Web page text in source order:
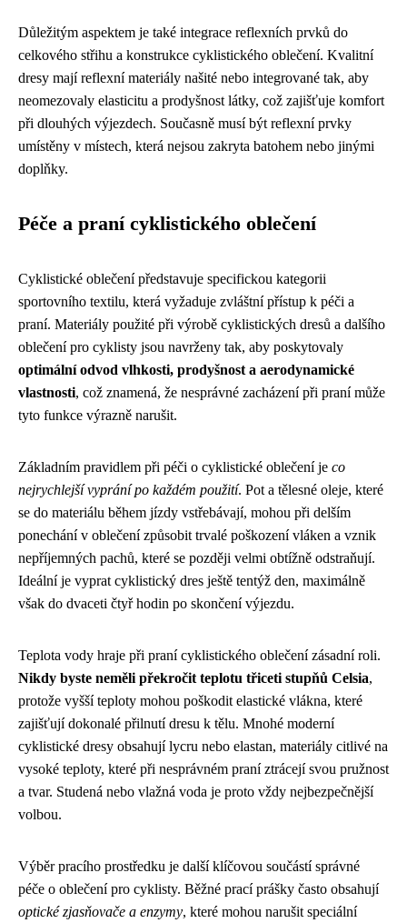
Důležitým aspektem je také integrace reflexních prvků do
celkového střihu a konstrukce cyklistického oblečení. Kvalitní
dresy mají reflexní materiály našité nebo integrované tak, aby
neomezovaly elasticitu a prodyšnost látky, což zajišťuje komfort
při dlouhých výjezdech. Současně musí být reflexní prvky
umístěny v místech, která nejsou zakryta batohem nebo jinými
doplňky.
Péče a praní cyklistického oblečení
Cyklistické oblečení představuje specifickou kategorii
sportovního textilu, která vyžaduje zvláštní přístup k péči a
praní. Materiály použité při výrobě cyklistických dresů a dalšího
oblečení pro cyklisty jsou navrženy tak, aby poskytovaly
optimální odvod vlhkosti, prodyšnost a aerodynamické
vlastnosti, což znamená, že nesprávné zacházení při praní může
tyto funkce výrazně narušit.
Základním pravidlem při péči o cyklistické oblečení je co
nejrychlejší vyprání po každém použití. Pot a tělesné oleje, které
se do materiálu během jízdy vstřebávají, mohou při delším
ponechání v oblečení způsobit trvalé poškození vláken a vznik
nepříjemných pachů, které se později velmi obtížně odstraňují.
Ideální je vyprat cyklistický dres ještě tentýž den, maximálně
však do dvaceti čtyř hodin po skončení výjezdu.
Teplota vody hraje při praní cyklistického oblečení zásadní roli.
Nikdy byste neměli překročit teplotu třiceti stupňů Celsia,
protože vyšší teploty mohou poškodit elastické vlákna, které
zajišťují dokonalé přilnutí dresu k tělu. Mnohé moderní
cyklistické dresy obsahují lycru nebo elastan, materiály citlivé na
vysoké teploty, které při nesprávném praní ztrácejí svou pružnost
a tvar. Studená nebo vlažná voda je proto vždy nejbezpečnější
volbou.
Výběr pracího prostředku je další klíčovou součástí správné
péče o oblečení pro cyklisty. Běžné prací prášky často obsahují
optické zjasňovače a enzymy, které mohou narušit speciální